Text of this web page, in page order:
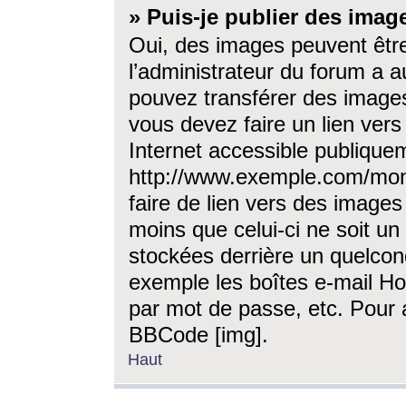
» Puis-je publier des
Oui, des images peuvent
l’administrateur du forum a
pouvez transférer des
vous devez faire un lien
Internet accessible
http://www.exemple.com/
faire de lien vers des
moins que celui-ci ne soit
stockées derrière un
exemple les boîtes e-mail
par mot de passe, etc. Pour
BBCode [img].
Haut